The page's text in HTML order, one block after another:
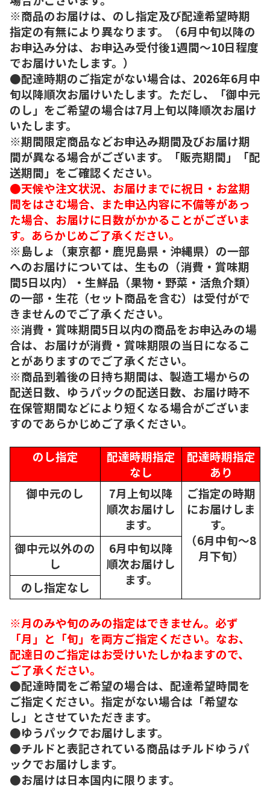
※商品のお届けは、のし指定及び配達希望時期
指定の有無により異なります。（6月中旬以降の
お申込み分は、お申込み受付後1週間～10日程度
でお届けいたします。）
●配達時期のご指定がない場合は、2026年6月中
旬以降順次お届けいたします。ただし、「御中元
のし」をご希望の場合は7月上旬以降順次お届け
いたします。
※期間限定商品などお申込み期間及びお届け期
間が異なる場合がございます。「販売期間」「配
送期間」をご確認ください。
●天候や注文状況、お届けまでに祝日・お盆期
間をはさむ場合、また申込内容に不備等があっ
た場合、お届けに日数がかかることがございま
す。あらかじめご了承ください。
※島しょ（東京都・鹿児島県・沖縄県）の一部
へのお届けについては、生もの（消費・賞味期
間5日以内）・生鮮品（果物・野菜・活魚介類）
の一部・生花（セット商品を含む）は受付がで
きませんのでご了承ください。
※消費・賞味期間5日以内の商品をお申込みの場
合は、お届けが消費・賞味期限の当日になるこ
とがありますのでご了承ください。
※商品到着後の日持ち期間は、製造工場からの
配送日数、ゆうパックの配送日数、お届け時不
在保管期間などにより短くなる場合がございま
すのであらかじめご了承ください。
のし指定
配達時期指定
なし
配達時期指定
あり
御中元のし
7月上旬以降
順次お届けし
ます。
ご指定の時期
にお届けしま
す。
（6月中旬～8
月下旬）
御中元以外のの
し
6月中旬以降
順次お届けし
ます。
のし指定なし
※月のみや旬のみの指定はできません。必ず
「月」と「旬」を両方ご指定ください。なお、
配達日のご指定はお受けいたしかねますので、
ご了承ください。
●配達時間をご希望の場合は、配達希望時間を
ご指定ください。指定がない場合は「希望な
し」とさせていただきます。
●ゆうパックでお届けします。
●チルドと表記されている商品はチルドゆうパ
ックでお届けします。
●お届けは日本国内に限ります。